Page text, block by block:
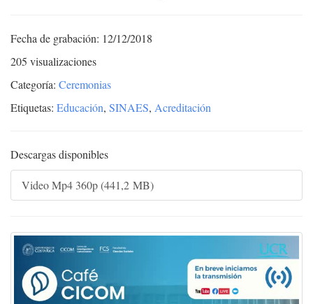
Fecha de grabación: 12/12/2018
205 visualizaciones
Categoría: Ceremonias
Etiquetas: Educación, SINAES, Acreditación
Descargas disponibles
Video Mp4 360p (441,2 MB)